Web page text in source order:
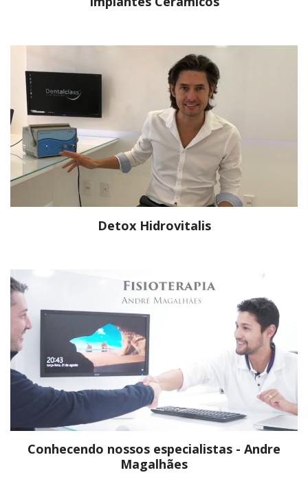
Detox Hidrovitalis
Conhecendo nossos especialistas - Andre
Magalhães